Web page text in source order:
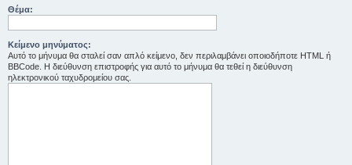
Θέμα:
Κείμενο μηνύματος:
Αυτό το μήνυμα θα σταλεί σαν απλό κείμενο, δεν περιλαμβάνει οποιοδήποτε HTML ή
BBCode. Η διεύθυνση επιστροφής για αυτό το μήνυμα θα τεθεί η διεύθυνση
ηλεκτρονικού ταχυδρομείου σας.